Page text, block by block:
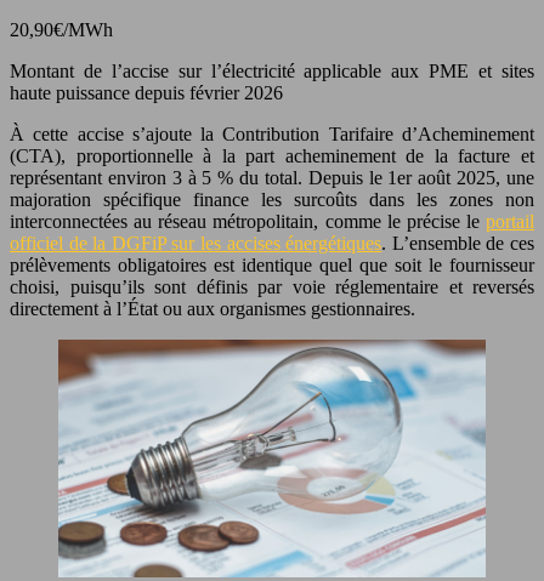
20,90€/MWh
Montant de l’accise sur l’électricité applicable aux PME et sites
haute puissance depuis février 2026
À cette accise s’ajoute la Contribution Tarifaire d’Acheminement
(CTA), proportionnelle à la part acheminement de la facture et
représentant environ 3 à 5 % du total. Depuis le 1er août 2025, une
majoration spécifique finance les surcoûts dans les zones non
interconnectées au réseau métropolitain, comme le précise le portail
officiel de la DGFiP sur les accises énergétiques. L’ensemble de ces
prélèvements obligatoires est identique quel que soit le fournisseur
choisi, puisqu’ils sont définis par voie réglementaire et reversés
directement à l’État ou aux organismes gestionnaires.